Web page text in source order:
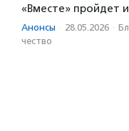
«Вместе» пройдет
Анонсы · 28.05.2026 ·
чест­во